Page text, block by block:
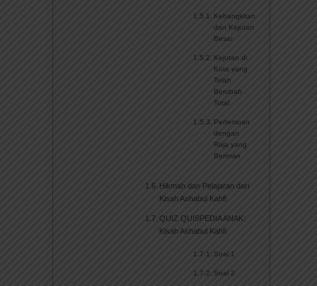
Kebangkitan
dan Kejutan
Besar
Kejutan di
Kota yang
Telah
Berubah
Total
Pertemuan
dengan
Raja yang
Beriman
Hikmah dan Pelajaran dari
Kisah Ashabul Kahfi
QUIZ QUISPEDIA ANAK:
Kisah Ashabul Kahfi
Soal 1
Soal 2